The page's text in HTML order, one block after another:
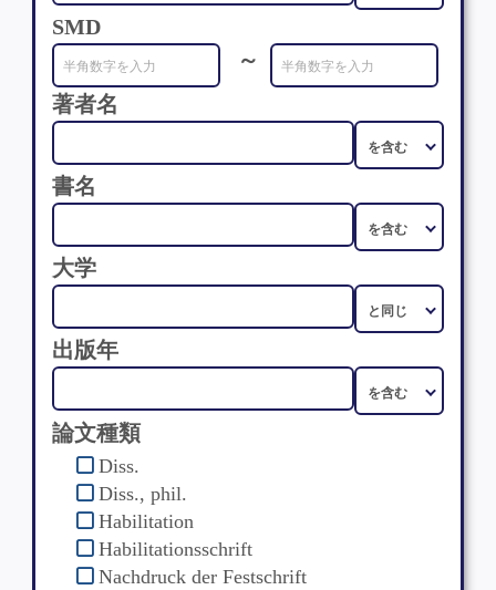
SMD
～
著者名
書名
大学
出版年
論文種類
Diss.
Diss., phil.
Habilitation
Habilitationsschrift
Nachdruck der Festschrift